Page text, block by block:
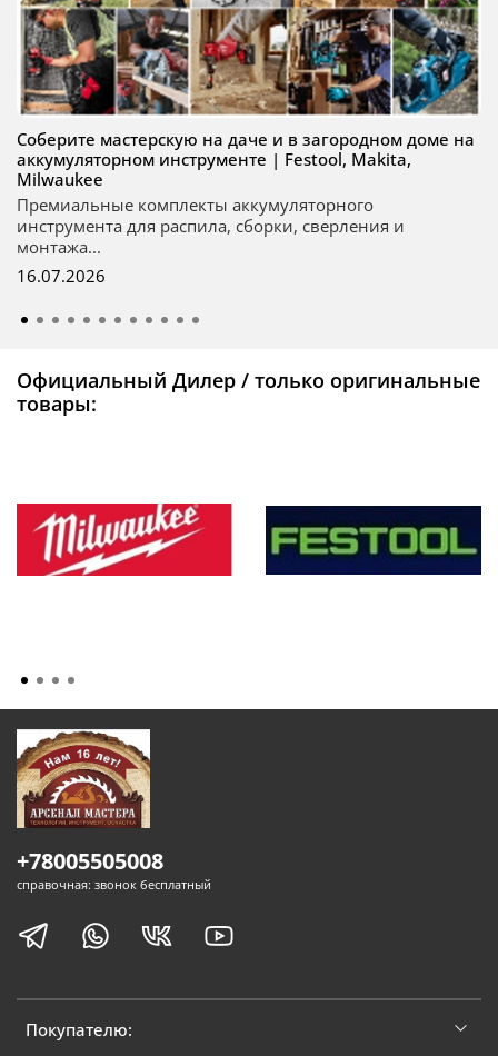
Соберите мастерскую на даче и в загородном доме на
аккумуляторном инструменте | Festool, Makita,
Milwaukee
Премиальные комплекты аккумуляторного
инструмента для распила, сборки, сверления и
монтажа...
16.07.2026
Официальный Дилер / только оригинальные
товары:
Покупателю:
+78005505008
справочная: звонок бесплатный